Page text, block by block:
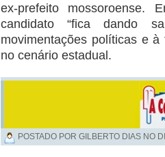
ex-prefeito mossoroense.
candidato “fica dando
movimentações políticas e
no cenário estadual.
POSTADO POR GILBERTO DIAS NO